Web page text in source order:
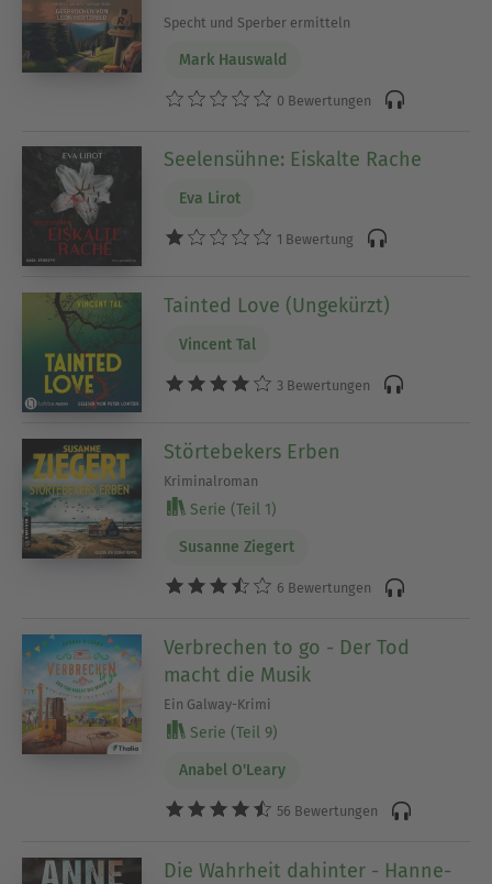
Specht und Sperber ermitteln
Mark Hauswald
0 Bewertungen
Seelensühne: Eiskalte Rache
Eva Lirot
1 Bewertung
Tainted Love (Ungekürzt)
Vincent Tal
3 Bewertungen
Störtebekers Erben
Kriminalroman
Serie (Teil 1)
Susanne Ziegert
6 Bewertungen
Verbrechen to go - Der Tod
macht die Musik
Ein Galway-Krimi
Serie (Teil 9)
Anabel O'Leary
56 Bewertungen
Die Wahrheit dahinter - Hanne-